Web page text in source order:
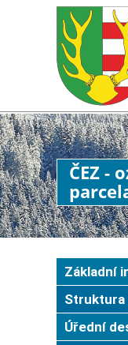
ČEZ -
Základní
Struktura
Úřední